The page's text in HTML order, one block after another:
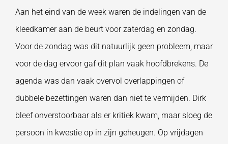
Aan het eind van de week waren de indelingen van de
kleedkamer aan de beurt voor zaterdag en zondag.
Voor de zondag was dit natuurlijk geen probleem, maar
voor de dag ervoor gaf dit plan vaak hoofdbrekens. De
agenda was dan vaak overvol overlappingen of
dubbele bezettingen waren dan niet te vermijden. Dirk
bleef onverstoorbaar als er kritiek kwam, maar sloeg de
persoon in kwestie op in zijn geheugen. Op vrijdagen